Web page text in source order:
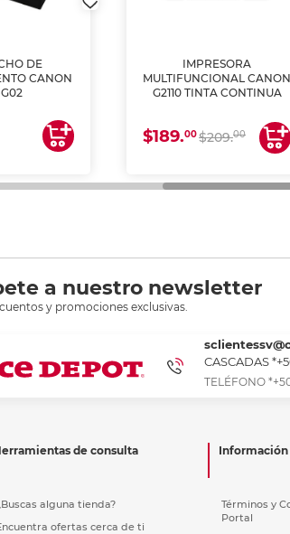
DE
CANON
IMPRESORA
MULTIFUNCIONAL CANON
G2110 TINTA CONTINUA
$189.00$209.00
a nuestro newsletter
y promociones exclusivas.
CASCADAS
TELÉFONO
de consulta
alguna tienda?
ofertas cerca de ti
Información
Términos y
Portal